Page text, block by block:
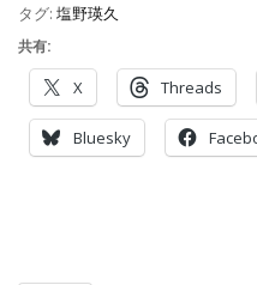
タグ: 塩野瑛久
共有:
X Threads
Bluesky